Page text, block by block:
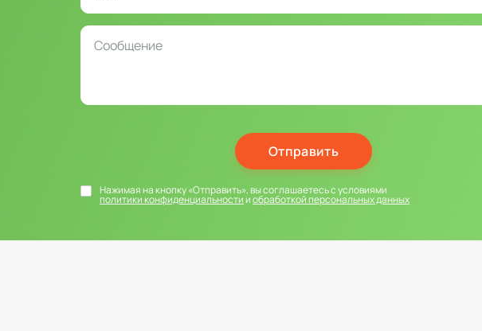
Отправить
Нажимая на кнопку «Отправить», вы соглашаетесь с условиями
политики конфиденциальностииобработкой персональных данных